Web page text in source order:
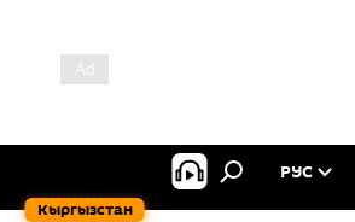
Кыргызстан
РУС